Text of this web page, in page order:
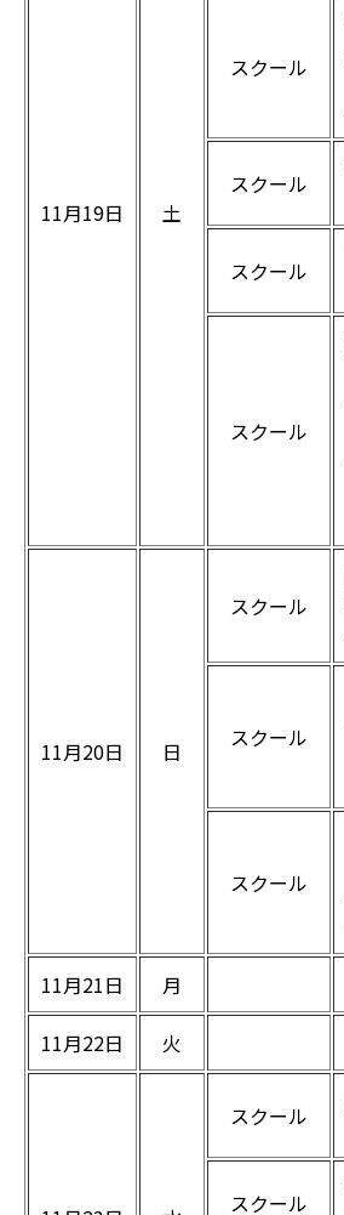
11月19日 土
スクール
スクール
スクール
スクール
11月20日 日
スクール
スクール
スクール
11月21日
月
11月22日
火
スクール
スクール